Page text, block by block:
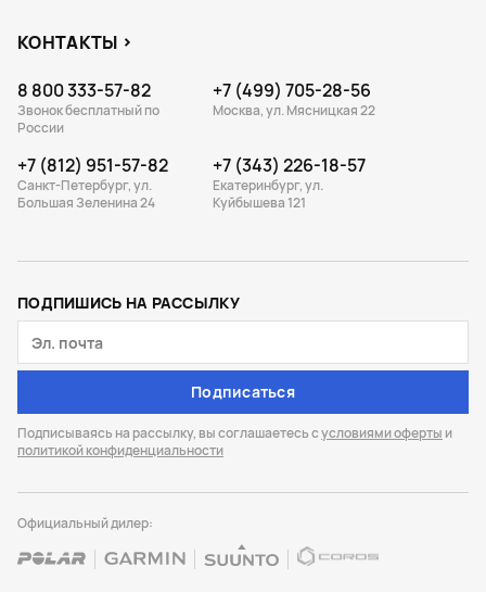
КОНТАКТЫ
8 800 333-57-82
Звонок бесплатный по
России
+7 (499) 705-28-56
Москва, ул. Мясницкая 22
+7 (812) 951-57-82
Санкт-Петербург, ул.
Большая Зеленина 24
+7 (343) 226-18-57
Екатеринбург, ул.
Куйбышева 121
ПОДПИШИСЬ НА РАССЫЛКУ
Подписаться
Подписываясь на рассылку, вы соглашаетесь сусловиями оферты и
политикой конфиденциальности
Официальный дилер: